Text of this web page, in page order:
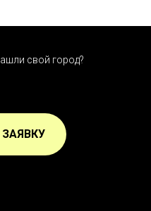
свой город?